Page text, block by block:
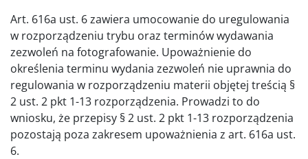
Art. 616a ust. 6 zawiera umocowanie do uregulowania
w rozporządzeniu trybu oraz terminów wydawania
zezwoleń na fotografowanie. Upoważnienie do
określenia terminu wydania zezwoleń nie uprawnia do
regulowania w rozporządzeniu materii objętej treścią §
2 ust. 2 pkt 1-13 rozporządzenia. Prowadzi to do
wniosku, że przepisy § 2 ust. 2 pkt 1-13 rozporządzenia
pozostają poza zakresem upoważnienia z art. 616a ust.
6.